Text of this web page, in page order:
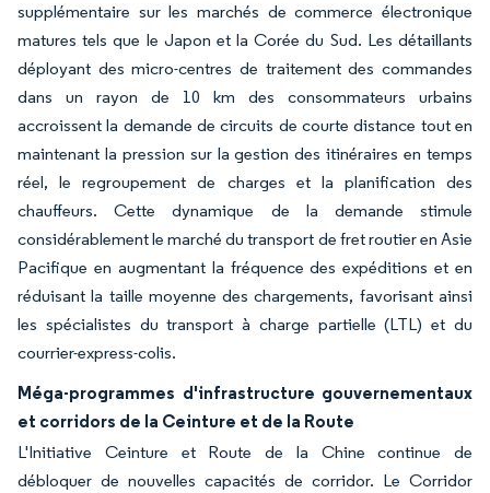
supplémentaire sur les marchés de commerce électronique
matures tels que le Japon et la Corée du Sud. Les détaillants
déployant des micro-centres de traitement des commandes
dans un rayon de 10 km des consommateurs urbains
accroissent la demande de circuits de courte distance tout en
maintenant la pression sur la gestion des itinéraires en temps
réel, le regroupement de charges et la planification des
chauffeurs. Cette dynamique de la demande stimule
considérablement le marché du transport de fret routier en Asie
Pacifique en augmentant la fréquence des expéditions et en
réduisant la taille moyenne des chargements, favorisant ainsi
les spécialistes du transport à charge partielle (LTL) et du
courrier-express-colis.
Méga-programmes d'infrastructure gouvernementaux
et corridors de la Ceinture et de la Route
L'Initiative Ceinture et Route de la Chine continue de
débloquer de nouvelles capacités de corridor. Le Corridor